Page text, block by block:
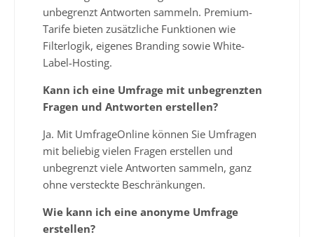
unbegrenzt Antworten sammeln. Premium-
Tarife bieten zusätzliche Funktionen wie
Filterlogik, eigenes Branding sowie White-
Label-Hosting.
Kann ich eine Umfrage mit unbegrenzten
Fragen und Antworten erstellen?
Ja. Mit UmfrageOnline können Sie Umfragen
mit beliebig vielen Fragen erstellen und
unbegrenzt viele Antworten sammeln, ganz
ohne versteckte Beschränkungen.
Wie kann ich eine anonyme Umfrage
erstellen?